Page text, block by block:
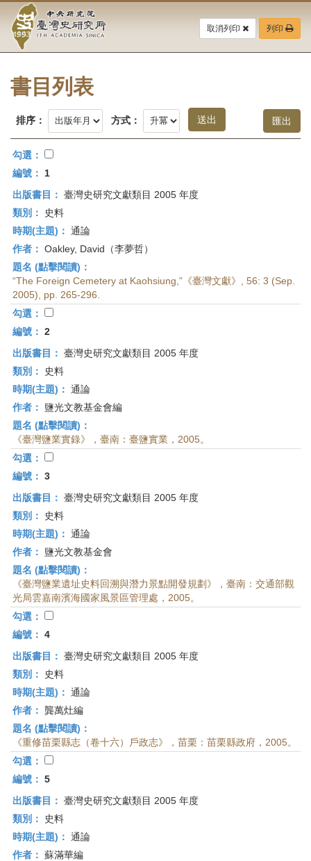
要
中
央
研
究
院-
臺
灣
史
研
究
所-
首
頁
取消列印 列印
書目列表
排序： 方式：
勾選：
編號：
1
出版書目： 臺灣史研究文獻類目 2005 年度
類別：
史料
時期(主題)： 通論
作者： Oakley, David（李夢哲）
題名 (點擊閱讀)：
“The Foreign Cemetery at Kaohsiung,”《臺灣文獻》, 56: 3 (Sep.
2005), pp. 265-296.
勾選：
編號： 2
出版書目： 臺灣史研究文獻類目 2005 年度
類別：
史料
時期(主題)： 通論
作者：
鹽光文教基金會編
題名 (點擊閱讀)：
《臺灣鹽業實錄》，臺南：臺鹽實業，2005。
勾選：
編號： 3
出版書目： 臺灣史研究文獻類目 2005 年度
類別：
史料
時期(主題)： 通論
作者：
鹽光文教基金會
題名 (點擊閱讀)：
《臺灣鹽業遺址史料回溯與潛力景點開發規劃》，臺南：交通部觀
光局雲嘉南濱海國家風景區管理處，2005。
勾選：
編號： 4
出版書目： 臺灣史研究文獻類目 2005 年度
類別：
史料
時期(主題)： 通論
作者： 龔萬灶編
題名 (點擊閱讀)：
《重修苗栗縣志（卷十六）戶政志》，苗栗：苗栗縣政府，2005。
勾選：
編號： 5
出版書目： 臺灣史研究文獻類目 2005 年度
類別：
史料
時期(主題)： 通論
作者： 蘇滿華編